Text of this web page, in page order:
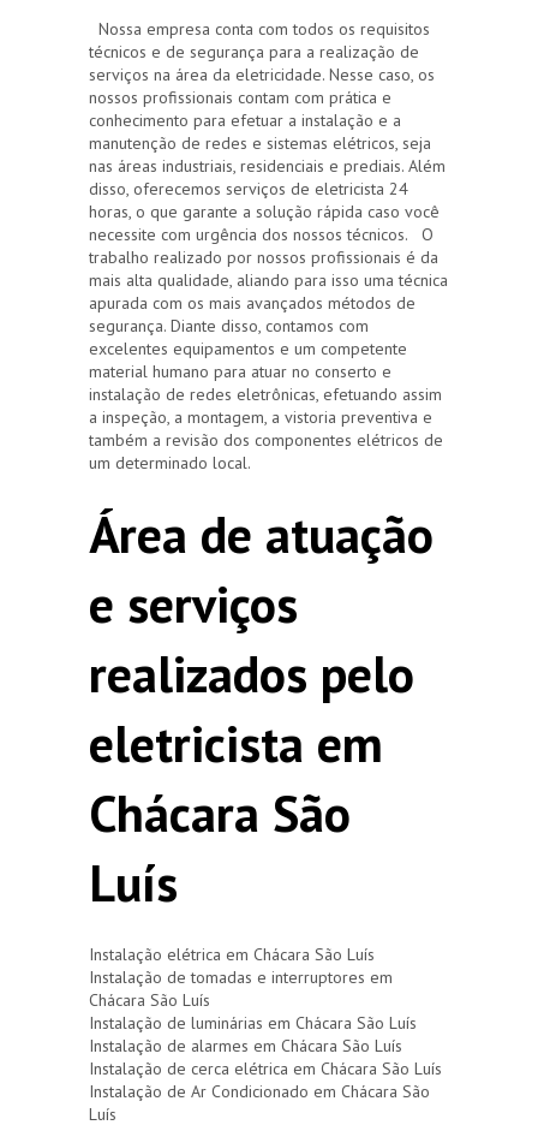
Nossa empresa conta com todos os requisitos
técnicos e de segurança para a realização de
serviços na área da eletricidade. Nesse caso, os
nossos profissionais contam com prática e
conhecimento para efetuar a instalação e a
manutenção de redes e sistemas elétricos, seja
nas áreas industriais, residenciais e prediais. Além
disso, oferecemos serviços de eletricista 24
horas, o que garante a solução rápida caso você
necessite com urgência dos nossos técnicos. O
trabalho realizado por nossos profissionais é da
mais alta qualidade, aliando para isso uma técnica
apurada com os mais avançados métodos de
segurança. Diante disso, contamos com
excelentes equipamentos e um competente
material humano para atuar no conserto e
instalação de redes eletrônicas, efetuando assim
a inspeção, a montagem, a vistoria preventiva e
também a revisão dos componentes elétricos de
um determinado local.
Área de atuação
e serviços
realizados pelo
eletricista em
Chácara São
Luís
Instalação elétrica em Chácara São Luís
Instalação de tomadas e interruptores em
Chácara São Luís
Instalação de luminárias em Chácara São Luís
Instalação de alarmes em Chácara São Luís
Instalação de cerca elétrica em Chácara São Luís
Instalação de Ar Condicionado em Chácara São
Luís